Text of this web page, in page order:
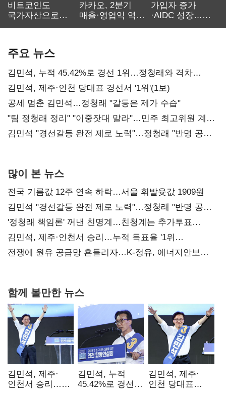
비트코인도
국가자산으로…'
카카오, 2분기
매출·영업익 역대
가입자 증가
·AIDC 성장…
주요 뉴스
김민석, 누적 45.42%로 경선 1위…정청래와 격차
0.86%p(2보)
김민석, 제주·인천 당대표 경선서 '1위'(1보)
공세 멈춘 김민석…정청래 "갈등은 제가 수습"
"팀 정청래 정리" "이중잣대 말라"…민주 최고위원 계파
다툼 격화
김민석 "경선갈등 완전 제로 노력"…정청래 "반명 공세
많이 본 뉴스
전국 기름값 12주 연속 하락…서울 휘발윳값 1909원
김민석 "경선갈등 완전 제로 노력"…정청래 "반명 공세
사과부터"
'정청래 책임론' 꺼낸 친명계…친청계는 추가투표
때리기
김민석, 제주·인천서 승리…누적 득표율 '1위
탈환'(종합)
전쟁에 원유 공급망 흔들리자…K-정유, 에너지안보
함께 볼만한 뉴스
김민석, 제주·
인천서 승리…
김민석, 누적
45.42%로 경선
김민석, 제주·
인천 당대표